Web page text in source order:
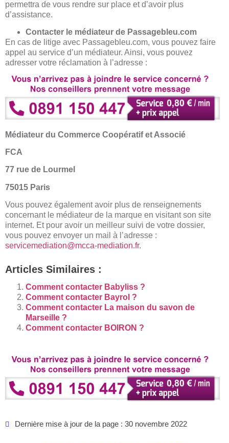
permettra de vous rendre sur place et d’avoir plus
d’assistance.
Contacter le médiateur de Passagebleu.com
En cas de litige avec Passagebleu.com, vous pouvez faire
appel au service d’un médiateur. Ainsi, vous pouvez
adresser votre réclamation à l’adresse :
Médiateur du Commerce Coopératif et Associé
FCA
77 rue de Lourmel
75015 Paris
Vous pouvez également avoir plus de renseignements
concernant le médiateur de la marque en visitant son site
internet. Et pour avoir un meilleur suivi de votre dossier,
vous pouvez envoyer un mail à l’adresse :
servicemediation@mcca-mediation.fr.
Articles Similaires :
Comment contacter Babyliss ?
Comment contacter Bayrol ?
Comment contacter La maison du savon de
Marseille ?
Comment contacter BOIRON ?
Dernière mise à jour de la page : 30 novembre 2022